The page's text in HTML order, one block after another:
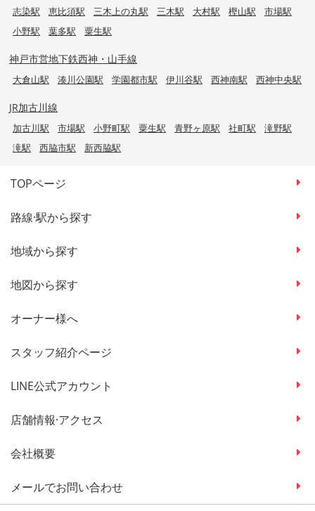
志染駅
恵比須駅 三木上の丸駅 三木駅 大村駅 樫山駅
市場駅
小野駅
葉多駅 粟生駅
神戸市営地下鉄西神・山手線
大倉山駅 湊川公園駅 学園都市駅 伊川谷駅 西神南駅 西神中央駅
JR加古川線
加古川駅 市場駅 小野町駅 粟生駅 青野ヶ原駅 社町駅
滝野駅
滝駅
西脇市駅 新西脇駅
TOPページ
路線·駅から探す
地域から探す
地図から探す
オーナー様へ
スタッフ紹介ページ
LINE公式アカウント
店舗情報·アクセス
会社概要
メールでお問い合わせ